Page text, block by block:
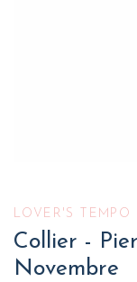
LOVER'S TEMPO
Collier -
Novembre